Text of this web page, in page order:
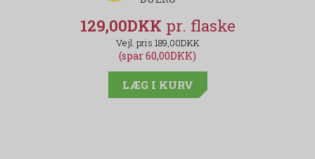
129,00DKK
189,00DKK
(spar 60,00DKK)
LÆG I KURV